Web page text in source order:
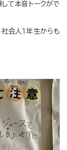
して本音トークがで
１年生からも